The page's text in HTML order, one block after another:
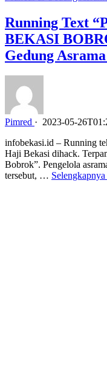
Running Text
BEKASI
Gedung
Pimred · 2023-05-
infobekasi.id – Running
Haji Bekasi dihack.
Bobrok”. Pengelola
tersebut, …